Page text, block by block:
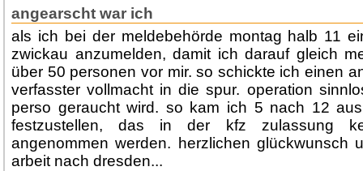
angearscht war ich
als ich bei der meldebehörde montag halb 11
zwickau anzumelden, damit ich darauf gleich
über 50 personen vor mir. so schickte ich einen
verfasster vollmacht in die spur. operation
perso geraucht wird. so kam ich 5 nach 12
festzustellen, das in der kfz zulassung
angenommen werden. herzlichen glückwunsch
arbeit nach dresden...